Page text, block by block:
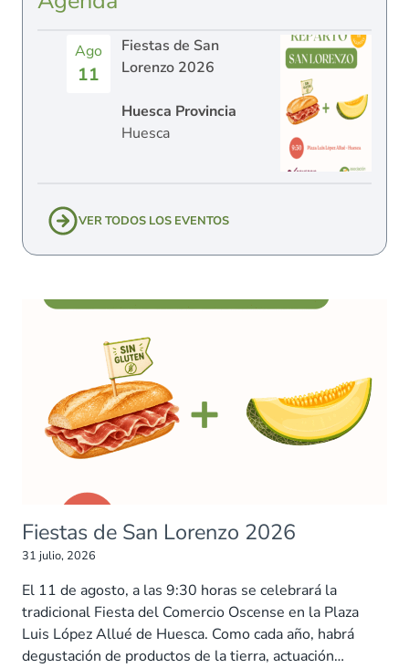
Ago
11
Fiestas de San
Lorenzo 2026
Huesca Provincia
Huesca
VER TODOS LOS EVENTOS
Fiestas de San Lorenzo 2026
31 julio, 2026
El 11 de agosto, a las 9:30 horas se celebrará la
tradicional Fiesta del Comercio Oscense en la Plaza
Luis López Allué de Huesca. Como cada año, habrá
degustación de productos de la tierra, actuación…